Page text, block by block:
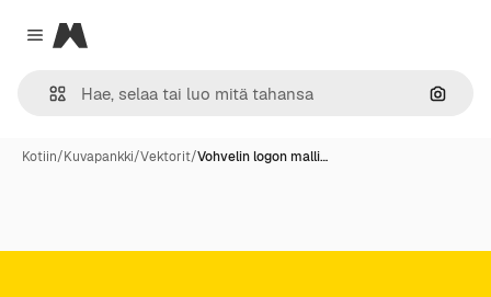
Close menu
Magnific
Hae
Kotiin/Kuvapankki/Vektorit/Vohvelin logon malli…